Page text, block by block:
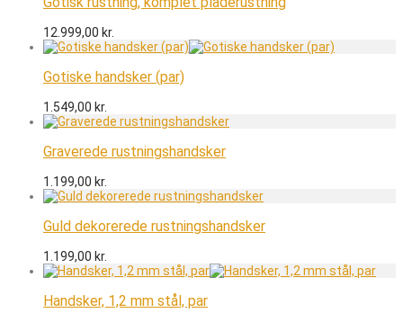
12.999,00 kr.
Gotiske handsker (par)
1.549,00 kr.
Graverede rustningshandsker
1.199,00 kr.
Guld dekorerede rustningshandsker
1.199,00 kr.
Handsker, 1,2 mm stål, par